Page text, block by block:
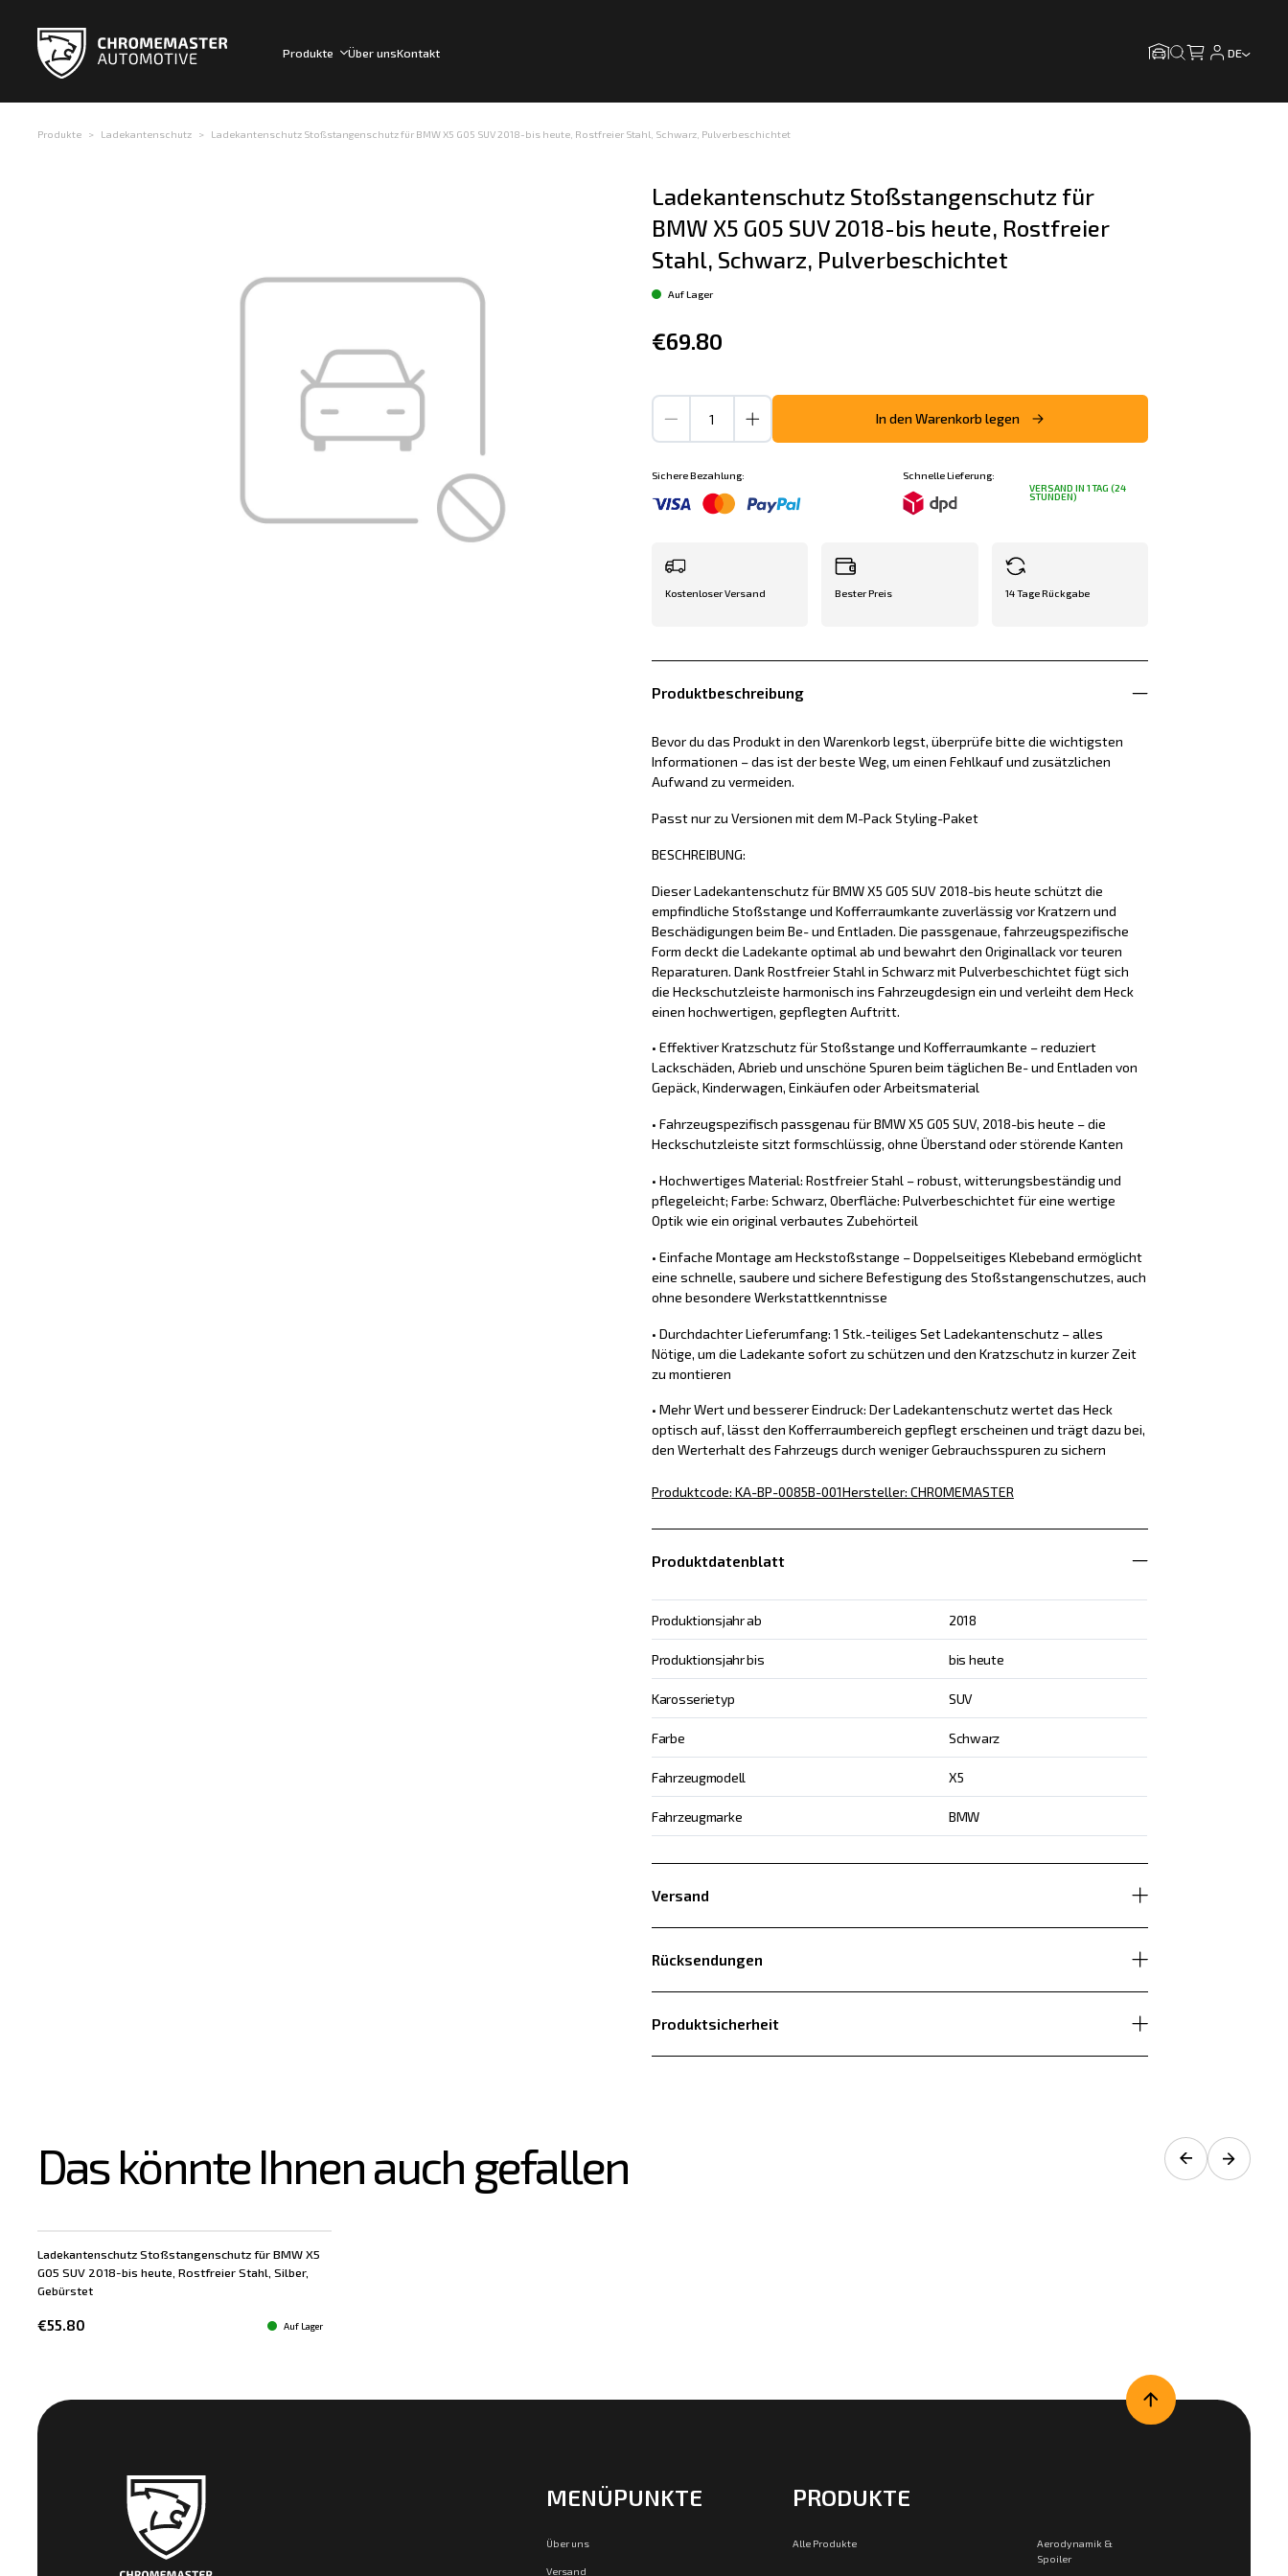
Produkte Über unsKontakt DE
Produkte Ladekantenschutz Ladekantenschutz Stoßstangenschutz für BMW X5 G05 SUV 2018-bis heute, Rostfreier Stahl, Schwarz, Pulverbeschichtet
Ladekantenschutz Stoßstangenschutz für
BMW X5 G05 SUV 2018-bis heute, Rostfreier
Stahl, Schwarz, Pulverbeschichtet
Auf Lager
€69.80
In den Warenkorb legen
Sichere Bezahlung:
Schnelle Lieferung:
VERSAND IN 1 TAG (24
STUNDEN)
Kostenloser Versand Bester Preis 14 Tage Rückgabe
Produktbeschreibung
Bevor du das Produkt in den Warenkorb legst, überprüfe bitte die wichtigsten
Informationen – das ist der beste Weg, um einen Fehlkauf und zusätzlichen
Aufwand zu vermeiden.
Passt nur zu Versionen mit dem M-Pack Styling-Paket
BESCHREIBUNG:
Dieser Ladekantenschutz für BMW X5 G05 SUV 2018-bis heute schützt die
empfindliche Stoßstange und Kofferraumkante zuverlässig vor Kratzern und
Beschädigungen beim Be- und Entladen. Die passgenaue, fahrzeugspezifische
Form deckt die Ladekante optimal ab und bewahrt den Originallack vor teuren
Reparaturen. Dank Rostfreier Stahl in Schwarz mit Pulverbeschichtet fügt sich
die Heckschutzleiste harmonisch ins Fahrzeugdesign ein und verleiht dem Heck
einen hochwertigen, gepflegten Auftritt.
• Effektiver Kratzschutz für Stoßstange und Kofferraumkante – reduziert
Lackschäden, Abrieb und unschöne Spuren beim täglichen Be- und Entladen von
Gepäck, Kinderwagen, Einkäufen oder Arbeitsmaterial
• Fahrzeugspezifisch passgenau für BMW X5 G05 SUV, 2018-bis heute – die
Heckschutzleiste sitzt formschlüssig, ohne Überstand oder störende Kanten
• Hochwertiges Material: Rostfreier Stahl – robust, witterungsbeständig und
pflegeleicht; Farbe: Schwarz, Oberfläche: Pulverbeschichtet für eine wertige
Optik wie ein original verbautes Zubehörteil
• Einfache Montage am Heckstoßstange – Doppelseitiges Klebeband ermöglicht
eine schnelle, saubere und sichere Befestigung des Stoßstangenschutzes, auch
ohne besondere Werkstattkenntnisse
• Durchdachter Lieferumfang: 1 Stk.-teiliges Set Ladekantenschutz – alles
Nötige, um die Ladekante sofort zu schützen und den Kratzschutz in kurzer Zeit
zu montieren
• Mehr Wert und besserer Eindruck: Der Ladekantenschutz wertet das Heck
optisch auf, lässt den Kofferraumbereich gepflegt erscheinen und trägt dazu bei,
den Werterhalt des Fahrzeugs durch weniger Gebrauchsspuren zu sichern
Produktcode: KA-BP-0085B-001Hersteller: CHROMEMASTER
Produktdatenblatt
Produktionsjahr ab 2018
Produktionsjahr bis bis heute
Karosserietyp SUV
Farbe Schwarz
Fahrzeugmodell X5
Fahrzeugmarke BMW
Versand
Rücksendungen
Produktsicherheit
Das könnte Ihnen auch gefallen
Ladekantenschutz Stoßstangenschutz für BMW X5
G05 SUV 2018-bis heute, Rostfreier Stahl, Silber,
Gebürstet
€55.80 Auf Lager
MENÜPUNKTE
Über uns
Versand
PRODUKTE
Alle Produkte
Aerodynamik &
Spoiler